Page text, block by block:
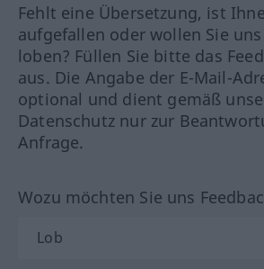
Fehlt eine Übersetzung, ist
aufgefallen oder wollen Sie
loben? Füllen Sie bitte das
aus. Die Angabe der E-Mail-
optional und dient gemäß
Datenschutz nur zur
Anfrage.
Wozu möchten Sie uns